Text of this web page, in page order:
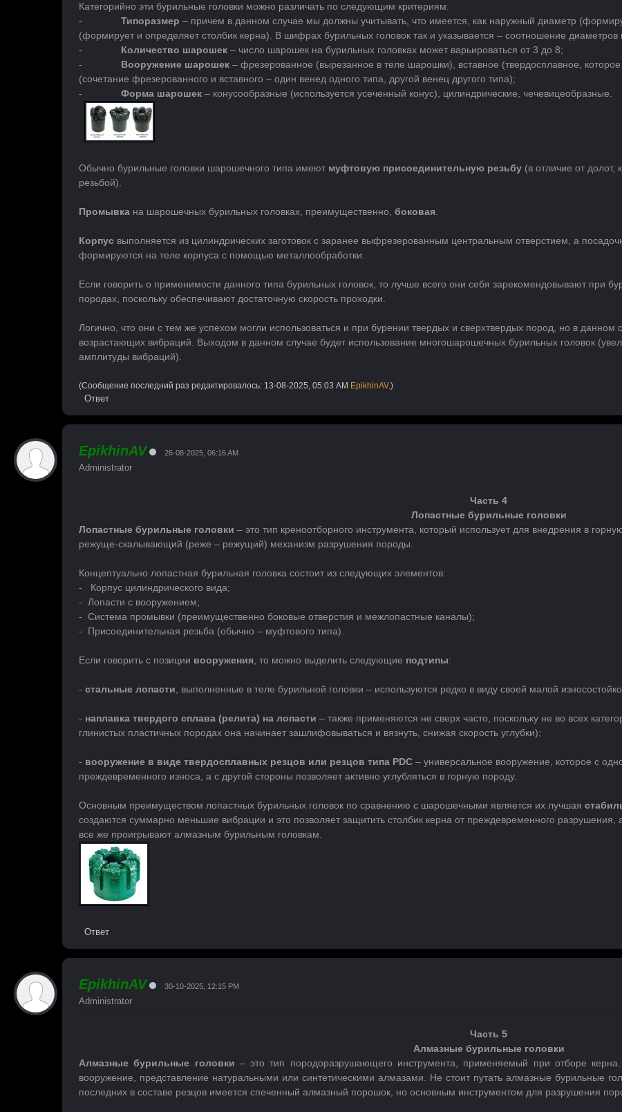
Категорийно эти бурильные головки можно различать по следующим критериям:
- Типоразмер – причем в данном случае мы должны учитывать, что имеется, как наружный диаметр
(формирует и определяет столбик керна). В шифрах бурильных головок так и указывается – соотношение диаметров
- Количество шарошек – число шарошек на бурильных головках может варьироваться от 3 до 8;
- Вооружение шарошек – фрезерованное (вырезанное в теле шарошки), вставное (твердосплавное,
(сочетание фрезерованного и вставного – один венед одного типа, другой венец другого типа);
- Форма шарошек – конусообразные (используется усеченный конус), цилиндрические, чечевицеобразные.
Обычно бурильные головки шарошечного типа имеют муфтовую присоединительную резьбу (в отличие от
резьбой).
Промывка на шарошечных бурильных головках, преимущественно, боковая
Корпус выполняется из цилиндрических заготовок с заранее выфрезерованным центральным отверстием, а
формируются на теле корпуса с помощью металлообработки.
Если говорить о применимости данного типа бурильных головок, то лучше всего они себя зарекомендовывают при
породах, поскольку обеспечивают достаточную скорость проходки.
Логично, что они с тем же успехом могли использоваться и при бурении твердых и сверхтвердых пород, но в данном
возрастающих вибраций. Выходом в данном случае будет использование многошарошечных бурильных головок
амплитуды вибраций).
(Сообщение последний раз редактировалось: 13-08-2025, 05:03 AM EpikhinAV.)
Ответ
EpikhinAV 26-08-2025, 06:16 AM
Administrator
Часть 4
Лопастные бурильные головки
Лопастные бурильные головки – это тип креноотборного инструмента, который использует для внедрения в
режуще-скалывающий (реже – режущий) механизм разрушения породы.
Концептуально лопастная бурильная головка состоит из следующих элементов:
- Корпус цилиндрического вида;
- Лопасти с вооружением;
- Система промывки (преимущественно боковые отверстия и межлопастные каналы);
- Присоединительная резьба (обычно – муфтового типа).
Если говорить с позиции вооружения , то можно выделить следующие подтипы:
- стальные лопасти , выполненные в теле бурильной головки – используются редко в виду своей малой
- наплавка твердого сплава (релита) на лопасти – также применяются не сверх часто, поскольку не во всех
глинистых пластичных породах она начинает зашлифовываться и вязнуть, снижая скорость углубки);
- вооружение в виде твердосплавных резцов или резцов типа PDC – универсальное вооружение, которое с
преждевременного износа, а с другой стороны позволяет активно углубляться в горную породу.
Основным преимуществом лопастных бурильных головок по сравнению с шарошечными является их лучшая
создаются суммарно меньшие вибрации и это позволяет защитить столбик керна от преждевременного
все же проигрывают алмазным бурильным головкам.
Ответ
EpikhinAV 30-10-2025, 12:15 PM
Administrator
Часть 5
Алмазные бурильные головки
Алмазные бурильные головки – это тип породоразрушающего инструмента, применяемый при отборе
вооружение, представление натуральными или синтетическими алмазами. Не стоит путать алмазные бурильные
последних в составе резцов имеется спеченный алмазный порошок, но основным инструментом для разрушения